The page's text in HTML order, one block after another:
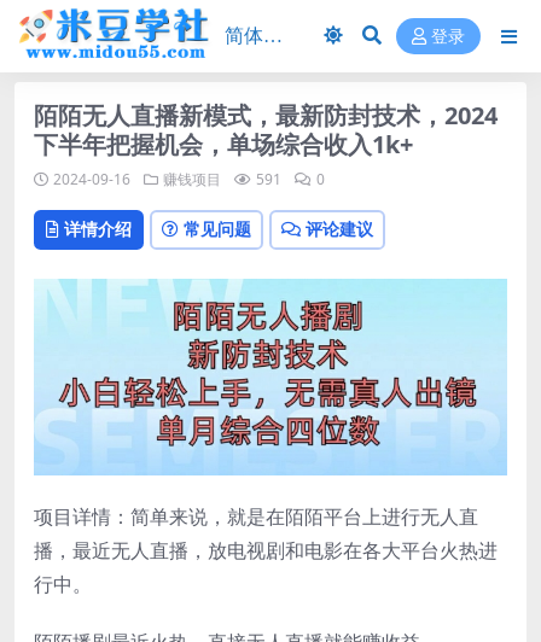
登录
陌陌无人直播新模式，最新防封技术，2024
下半年把握机会，单场综合收入1k+
2024-09-16 赚钱项目 591 0
详情介绍 常见问题 评论建议
项目详情：简单来说，就是在陌陌平台上进行无人直
播，最近无人直播，放电视剧和电影在各大平台火热进
行中。